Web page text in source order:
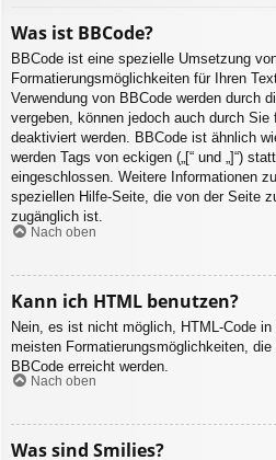
Was ist BBCode?
BBCode ist eine spezielle Umsetzung
Formatierungsmöglichkeiten für Ihren
Verwendung von BBCode werden durch
vergeben, können jedoch auch durch Sie
deaktiviert werden. BBCode ist ähnlich
werden Tags von eckigen („[“ und „]“)
eingeschlossen. Weitere Informationen
speziellen Hilfe-Seite, die von der Seite
zugänglich ist.
Nach oben
Kann ich HTML benutzen?
Nein, es ist nicht möglich, HTML-Code
meisten Formatierungsmöglichkeiten,
BBCode erreicht werden.
Nach oben
Was sind Smilies?